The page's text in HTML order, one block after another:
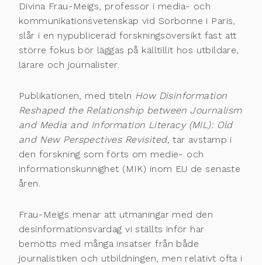
Divina Frau-Meigs, professor i media- och
kommunikationsvetenskap vid Sorbonne i Paris,
slår i en nypublicerad forskningsöversikt fast att
större fokus bör läggas på källtillit hos utbildare,
lärare och journalister.
Publikationen, med titeln How Disinformation
Reshaped the Relationship between Journalism
and Media and Information Literacy (MIL): Old
and New Perspectives Revisited,tar avstamp i
den forskning som förts om medie- och
informationskunnighet (MIK) inom EU de senaste
åren.
Frau-Meigs menar att utmaningar med den
desinformationsvardag vi ställts inför har
bemötts med många insatser från både
journalistiken och utbildningen, men relativt ofta i